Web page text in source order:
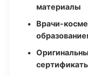
материалы
Врачи-